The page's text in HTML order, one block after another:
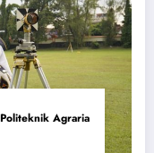
Agraria